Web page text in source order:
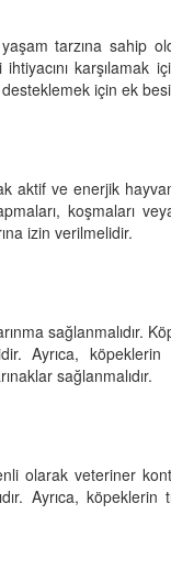
tarzına sahip
karşılamak
desteklemek için ek
aktif ve enerjik
koşmaları
izin verilmelidir.
sağlanmalıdır.
Ayrıca,
sağlanmalıdır.
olarak veteriner
Ayrıca,